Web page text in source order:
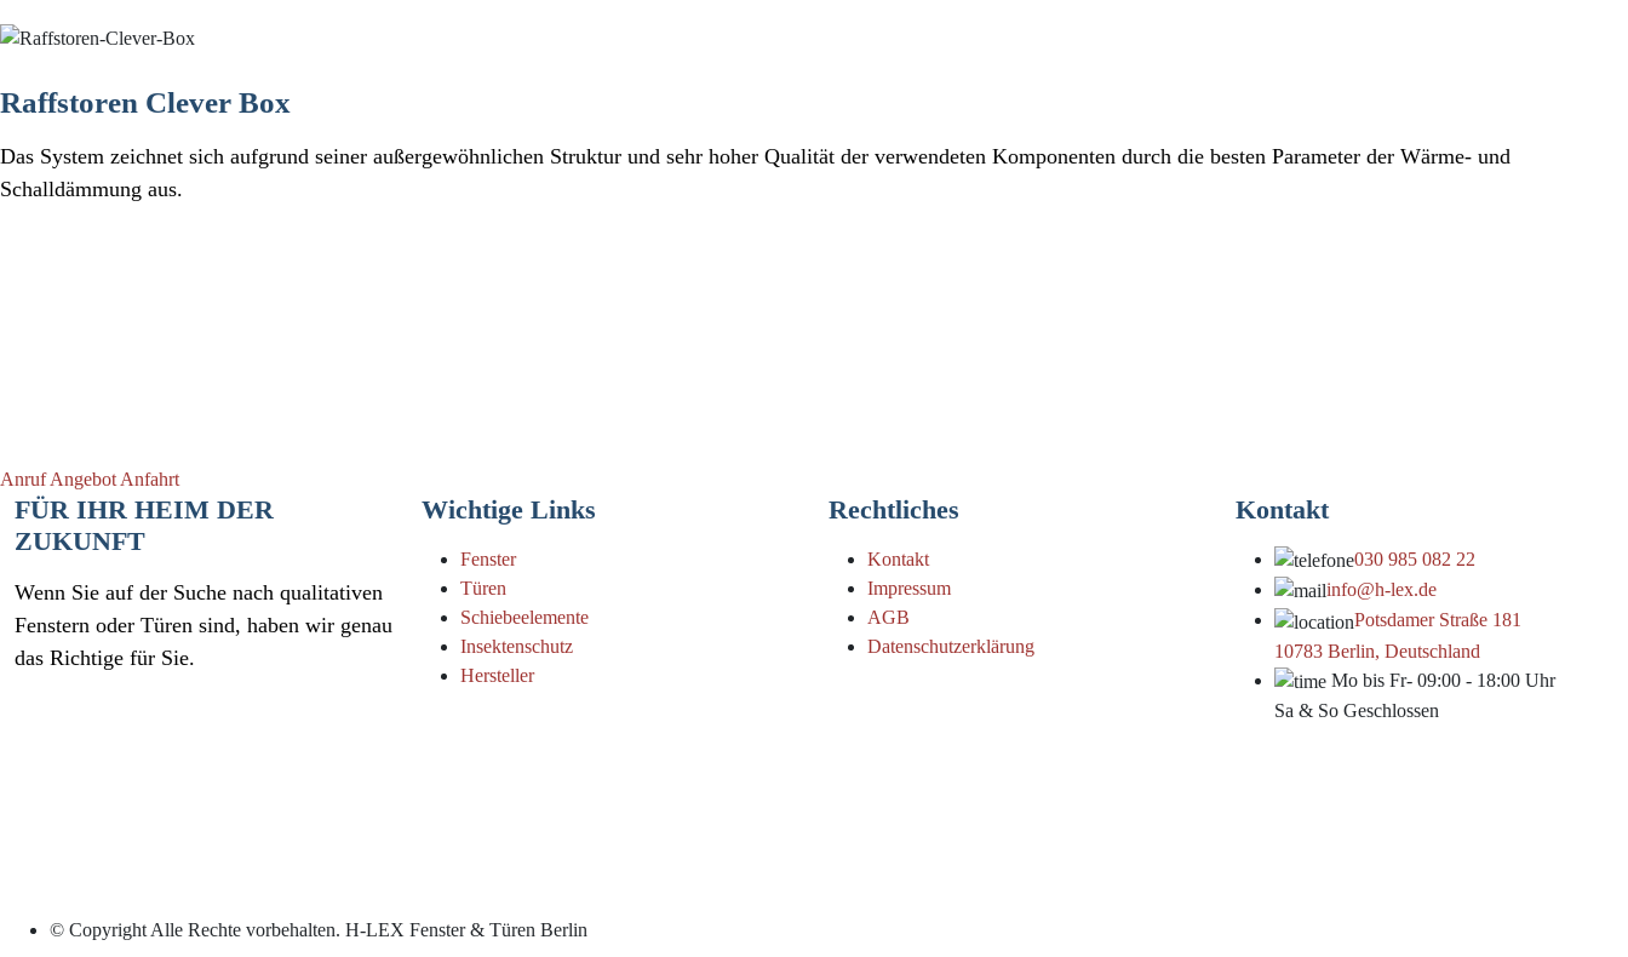
Raffstoren Clever Box
Das System zeichnet sich aufgrund seiner außergewöhnlichen Struktur und sehr hoher Qualität der verwendeten Komponenten durch die besten Parameter der Wärme- und
Schalldämmung aus.
Anruf Angebot Anfahrt
FÜR IHR HEIM DER
ZUKUNFT
Wenn Sie auf der Suche nach qualitativen
Fenstern oder Türen sind, haben wir genau
das Richtige für Sie.
Wichtige Links
Fenster
Türen
Schiebeelemente
Insektenschutz
Hersteller
Rechtliches
Kontakt
Impressum
AGB
Datenschutzerklärung
Kontakt
030 985 082 22
info@h-lex.de
Potsdamer Straße 181
10783 Berlin, Deutschland
Mo bis Fr- 09:00 - 18:00 Uhr
Sa & So Geschlossen
© Copyright Alle Rechte vorbehalten. H-LEX Fenster & Türen Berlin